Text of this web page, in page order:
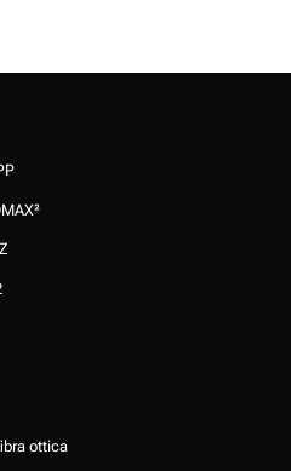
ottica